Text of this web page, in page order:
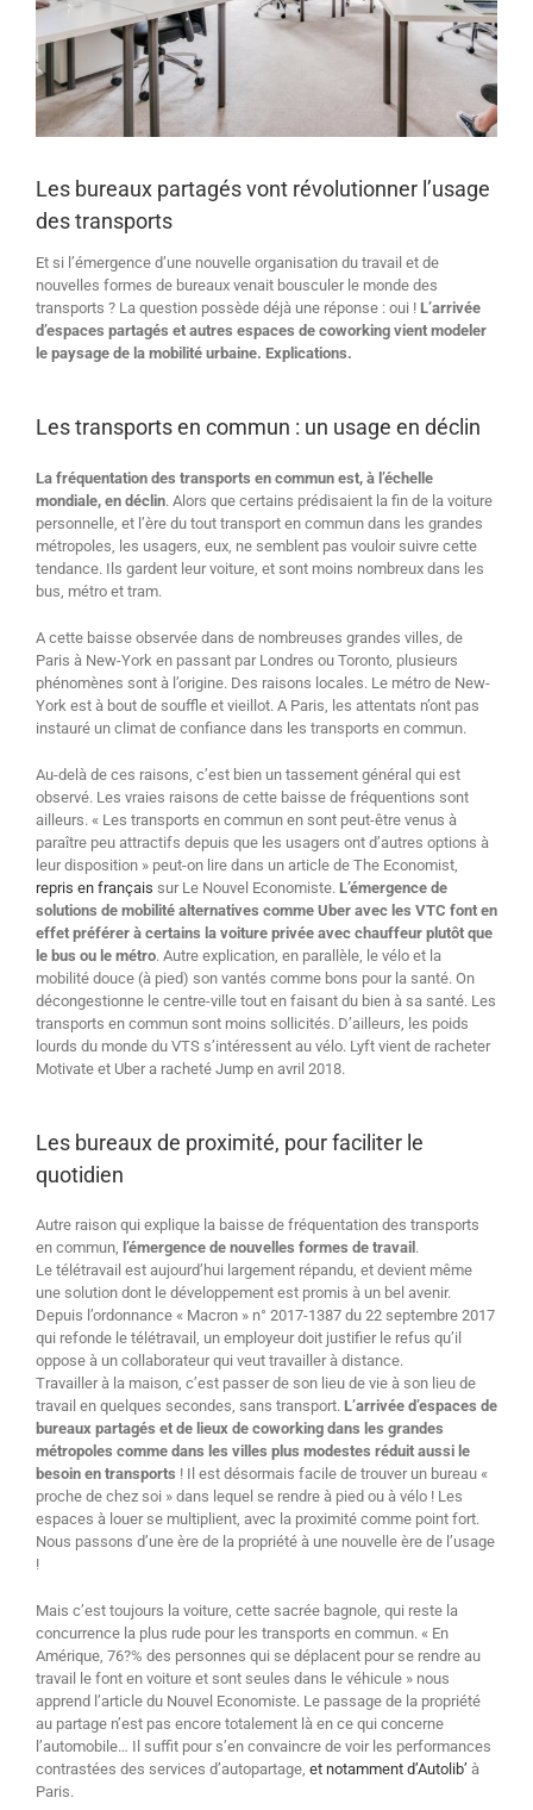
Les bureaux partagés vont révolutionner l’usage
des transports
Et si l’émergence d’une nouvelle organisation du travail et de
nouvelles formes de bureaux venait bousculer le monde des
transports ? La question possède déjà une réponse : oui ! L’arrivée
d’espaces partagés et autres espaces de coworking vient modeler
le paysage de la mobilité urbaine. Explications.
Les transports en commun : un usage en déclin
La fréquentation des transports en commun est, à l’échelle
mondiale, en déclin. Alors que certains prédisaient la fin de la voiture
personnelle, et l’ère du tout transport en commun dans les grandes
métropoles, les usagers, eux, ne semblent pas vouloir suivre cette
tendance. Ils gardent leur voiture, et sont moins nombreux dans les
bus, métro et tram.
A cette baisse observée dans de nombreuses grandes villes, de
Paris à New-York en passant par Londres ou Toronto, plusieurs
phénomènes sont à l’origine. Des raisons locales. Le métro de New-
York est à bout de souffle et vieillot. A Paris, les attentats n’ont pas
instauré un climat de confiance dans les transports en commun.
Au-delà de ces raisons, c’est bien un tassement général qui est
observé. Les vraies raisons de cette baisse de fréquentions sont
ailleurs. « Les transports en commun en sont peut-être venus à
paraître peu attractifs depuis que les usagers ont d’autres options à
leur disposition » peut-on lire dans un article de The Economist,
repris en français sur Le Nouvel Economiste. L’émergence de
solutions de mobilité alternatives comme Uber avec les VTC font en
effet préférer à certains la voiture privée avec chauffeur plutôt que
le bus ou le métro. Autre explication, en parallèle, le vélo et la
mobilité douce (à pied) son vantés comme bons pour la santé. On
décongestionne le centre-ville tout en faisant du bien à sa santé. Les
transports en commun sont moins sollicités. D’ailleurs, les poids
lourds du monde du VTS s’intéressent au vélo. Lyft vient de racheter
Motivate et Uber a racheté Jump en avril 2018.
Les bureaux de proximité, pour faciliter le
quotidien
Autre raison qui explique la baisse de fréquentation des transports
en commun, l’émergence de nouvelles formes de travail .
Le télétravail est aujourd’hui largement répandu, et devient même
une solution dont le développement est promis à un bel avenir.
Depuis l’ordonnance « Macron » n° 2017-1387 du 22 septembre 2017
qui refonde le télétravail, un employeur doit justifier le refus qu’il
oppose à un collaborateur qui veut travailler à distance.
Travailler à la maison, c’est passer de son lieu de vie à son lieu de
travail en quelques secondes, sans transport. L’arrivée d’espaces de
bureaux partagés et de lieux de coworking dans les grandes
métropoles comme dans les villes plus modestes réduit aussi le
besoin en transports ! Il est désormais facile de trouver un bureau «
proche de chez soi » dans lequel se rendre à pied ou à vélo ! Les
espaces à louer se multiplient, avec la proximité comme point fort.
Nous passons d’une ère de la propriété à une nouvelle ère de l’usage
!
Mais c’est toujours la voiture, cette sacrée bagnole, qui reste la
concurrence la plus rude pour les transports en commun. « En
Amérique, 76?% des personnes qui se déplacent pour se rendre au
travail le font en voiture et sont seules dans le véhicule » nous
apprend l’article du Nouvel Economiste. Le passage de la propriété
au partage n’est pas encore totalement là en ce qui concerne
l’automobile… Il suffit pour s’en convaincre de voir les performances
contrastées des services d’autopartage, et notamment d’Autolib’ à
Paris.